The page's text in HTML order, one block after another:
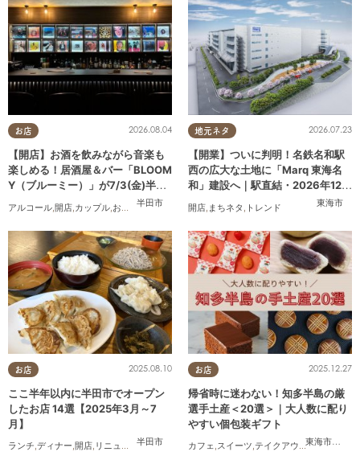
お店
半田市
2026.08.04
【開店】お酒を飲みながら音楽も
楽しめる！居酒屋＆バー「BLOOM
Y（ブルーミー）」が7/3(金)半田
アルコール 開店 カップル おひとりさま
地元ネタ
東海市
2026.07.23
【開業】ついに判明！名鉄名和駅
西の広大な土地に「Marq 東海名
和」建設へ｜駅直結・2026年12月
開店 まちネタ トレンド
お店
半田市
2025.08.10
ここ半年以内に半田市でオープン
したお店 14選【2025年3月～7
月】
ランチ,ディナー,開店, リニューアル ,まとめ記事,家族
お店
東海市
,大府
2025.12.27
帰省時に迷わない！知多半島の厳
選手土産＜20選＞｜大人数に配り
やすい個包装ギフト
カフェ,スイーツ,テイクアウト ,まとめ記事